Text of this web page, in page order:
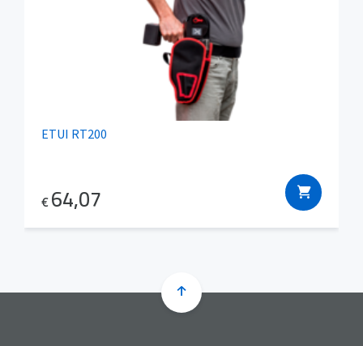
ETUI RT200
€ 64,07